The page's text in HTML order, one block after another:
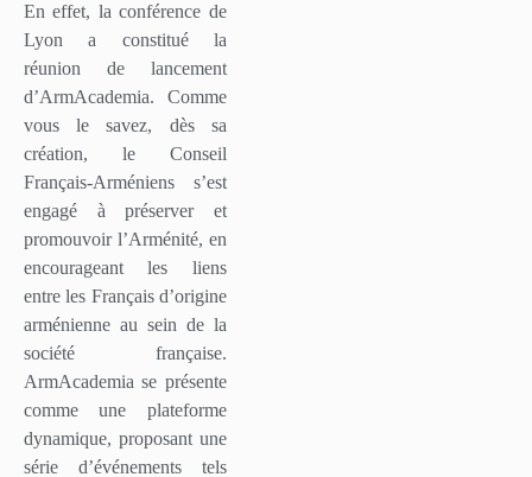
En effet, la conférence de
Lyon a constitué la
réunion de lancement
d’ArmAcademia. Comme
vous le savez, dès sa
création, le Conseil
Français-Arméniens s’est
engagé à préserver et
promouvoir l’Arménité, en
encourageant les liens
entre les Français d’origine
arménienne au sein de la
société française.
ArmAcademia se présente
comme une plateforme
dynamique, proposant une
série d’événements tels